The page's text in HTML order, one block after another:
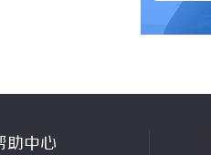
助中心